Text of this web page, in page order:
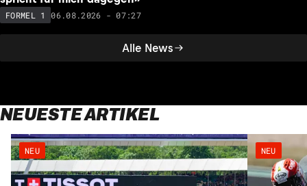
Alle News
FORMEL 1 06.08.2026 - 07:27
NEUESTE ARTIKEL
NEU NEU